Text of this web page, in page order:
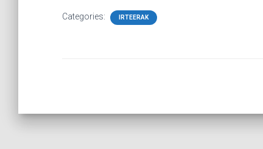
Categories: IRTEERAK